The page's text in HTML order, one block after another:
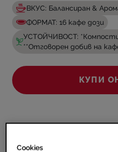
ВКУС: Балансиран &
ФОРМАТ: 16 кафе дози
УСТОЙЧИВОСТ:
**Отговорен добив на
КУПИ
Cookies